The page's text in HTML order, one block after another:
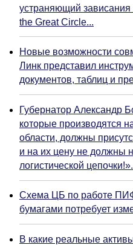
устраняющий зависания
the Great Circle...
Новые возможности
Линк представил
документов, таблиц и
Губернатор Александр
которые производятся
области, должны
и на их цену не должны
логистической
Схема ЦБ по работе
бумагами потребует
В какие реальные